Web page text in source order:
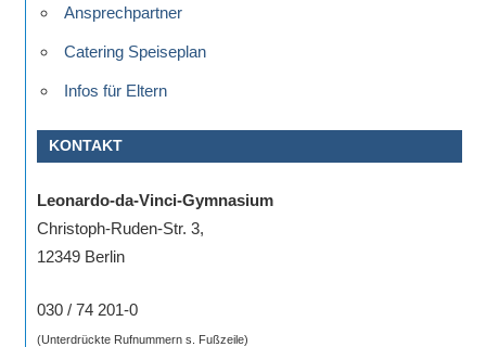
Ansprechpartner
Catering Speiseplan
Infos für Eltern
KONTAKT
Leonardo-da-Vinci-Gymnasium
Christoph-Ruden-Str. 3,
12349 Berlin
030 / 74 201-0
(Unterdrückte Rufnummern s. Fußzeile)